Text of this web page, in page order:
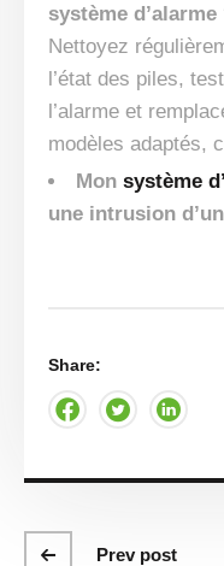
système d’alarme
Nettoyez
l’état des piles,
l’alarme et
modèles adaptés,
Mon système
une intrusion
Share:
Prev post